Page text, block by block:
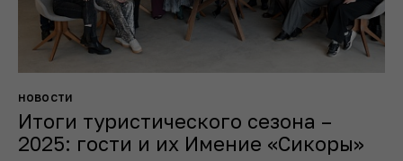
новости
Итоги туристического сезона –
2025: гости и их Имение «Сикоры»